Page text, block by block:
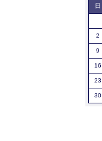
日
2
9
16
23
30